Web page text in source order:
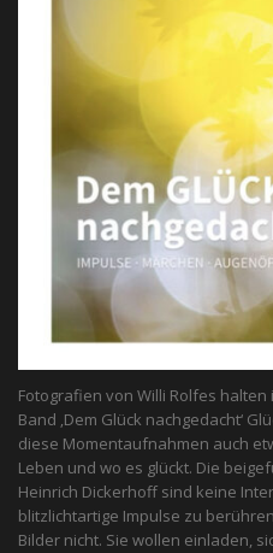
Fotografien von Willi Rolfes
Band ‚Dem Glück nachgedacht‘
diese Momentaufnahmen auch
Leben und wo es glückt. Die
Heinrich Dickerhoff sind keine
blitzlichtartige Impulse zu
Bilder nicht. Sie wollen einladen,